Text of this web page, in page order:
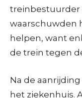
treinbestuurder
waarschuwden
helpen, want
de trein tegen
Na de
het ziekenhuis.